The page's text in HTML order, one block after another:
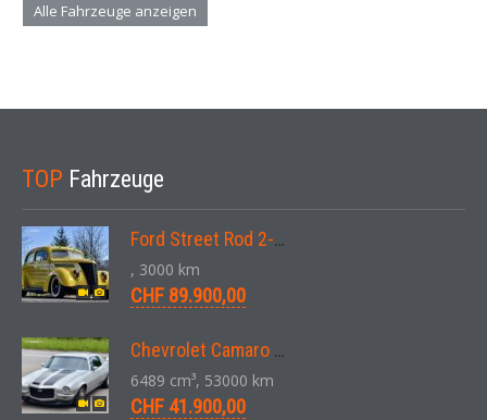
Alle Fahrzeuge anzeigen
TOP Fahrzeuge
Ford Street Rod 2-Door V8 Aut. 1937
, 3000 km
CHF 89.900,00
Chevrolet Camaro SS 396 LS3 Coupe Aut. 1971
6489 cm³, 53000 km
CHF 41.900,00